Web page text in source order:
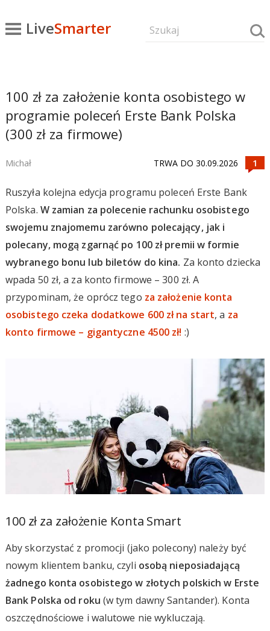
LiveSmarter
100 zł za założenie konta osobistego w
programie poleceń Erste Bank Polska
(300 zł za firmowe)
Michał TRWA DO 30.09.2026
Ruszyła kolejna edycja programu poleceń Erste Bank
Polska. W zamian za polecenie rachunku osobistego
swojemu znajomemu zarówno polecający, jak i
polecany, mogą zgarnąć po 100 zł premii w formie
wybranego bonu lub biletów do kina. Za konto dziecka
wpada 50 zł, a za konto firmowe – 300 zł. A
przypominam, że oprócz tego za założenie konta
osobistego czeka dodatkowe 600 zł na start, a za
konto firmowe – gigantyczne 4500 zł! :)
100 zł za założenie Konta Smart
Aby skorzystać z promocji (jako polecony) należy być
nowym klientem banku, czyli osobą nieposiadającą
żadnego konta osobistego w złotych polskich w Erste
Bank Polska od roku (w tym dawny Santander). Konta
oszczędnościowe i walutowe nie wykluczają.